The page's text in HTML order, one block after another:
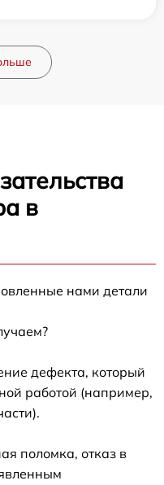
в
нами детали
дефекта, который
работой (например,
поломка, отказ в